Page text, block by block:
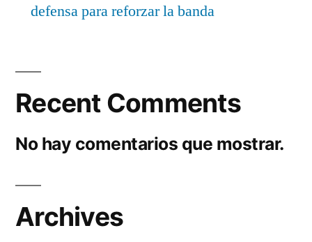
defensa para reforzar la banda
Recent Comments
No hay comentarios que mostrar.
Archives